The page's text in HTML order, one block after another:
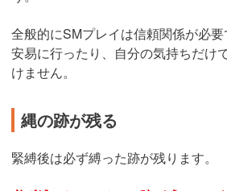
全般的にSMプレイは信頼関係が必要
安易に行ったり、自分の気持ちだけ
けません。
縄の跡が残る
緊縛後は必ず縛った跡が残ります。